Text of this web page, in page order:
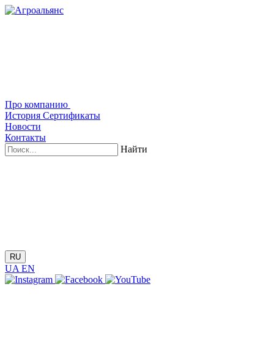
Про компанию
История Сертификаты
Новости
Контакты
Найти
RU
UA EN